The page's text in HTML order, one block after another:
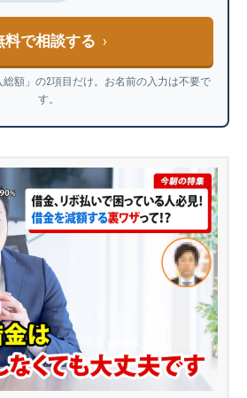
料で相談する
額」の2項目だけ。お名前の入力は不要で
す。